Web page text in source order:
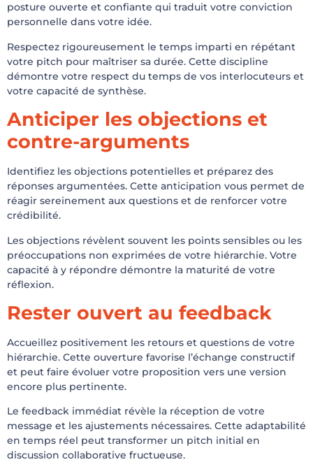
posture ouverte et confiante qui traduit votre conviction
personnelle dans votre idée.
Respectez rigoureusement le temps imparti en répétant
votre pitch pour maîtriser sa durée. Cette discipline
démontre votre respect du temps de vos interlocuteurs et
votre capacité de synthèse.
Anticiper les objections et
contre-arguments
Identifiez les objections potentielles et préparez des
réponses argumentées. Cette anticipation vous permet de
réagir sereinement aux questions et de renforcer votre
crédibilité.
Les objections révèlent souvent les points sensibles ou les
préoccupations non exprimées de votre hiérarchie. Votre
capacité à y répondre démontre la maturité de votre
réflexion.
Rester ouvert au feedback
Accueillez positivement les retours et questions de votre
hiérarchie. Cette ouverture favorise l’échange constructif
et peut faire évoluer votre proposition vers une version
encore plus pertinente.
Le feedback immédiat révèle la réception de votre
message et les ajustements nécessaires. Cette adaptabilité
en temps réel peut transformer un pitch initial en
discussion collaborative fructueuse.